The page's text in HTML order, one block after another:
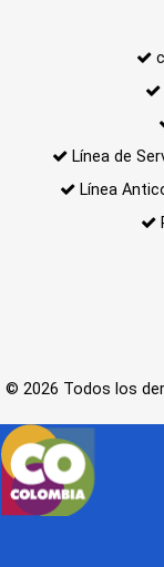
Línea de
Línea
© 2026 Todos los